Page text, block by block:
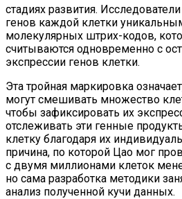
стадиях развития.
генов каждой клетки
молекулярных штрих-кодов,
считываются одновременно с
экспрессии генов клетки.
Эта тройная маркировка
могут смешивать множество
чтобы зафиксировать их
отслеживать эти генные
клетку благодаря их
причина, по которой Цао мог
с двумя миллионами клеток
но сама разработка методики
анализ полученной кучи данных.